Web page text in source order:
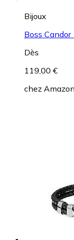
Bijoux
Boss
Dès
119,00 €
chez